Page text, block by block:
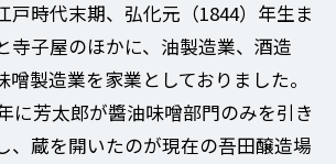
戸時代末期、弘化元（1844）年生ま
寺子屋のほかに、油製造業、酒造
製造業を家業としておりました。
に芳太郎が醬油味噌部門のみを引き
、蔵を開いたのが現在の吾田醸造場